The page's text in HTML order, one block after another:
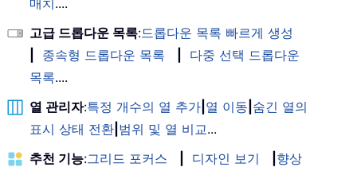
고급 드롭다운 목록:드롭다운 목록 빠르게 생성
종속형 드롭다운 목록
다중 선택 드롭다운
목록....
열 관리자:특정 개수의 열 추가 열 이동 숨긴 열의
표시 상태 전환 범위 및 열 비교...
추천 기능:그리드 포커스 디자인 보기
향상